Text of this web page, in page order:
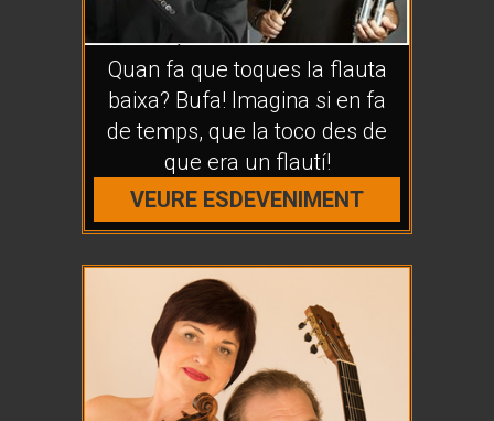
Quan fa que toques la flauta
baixa? Bufa! Imagina si en fa
de temps, que la toco des de
que era un flautí!
VEURE ESDEVENIMENT